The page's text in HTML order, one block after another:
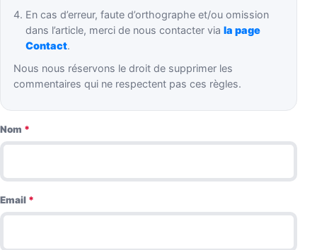
En cas d’erreur, faute d’orthographe et/ou omission
dans l’article, merci de nous contacter viala page
Contact.
Nous nous réservons le droit de supprimer les
commentaires qui ne respectent pas ces règles.
Nom *
Email *